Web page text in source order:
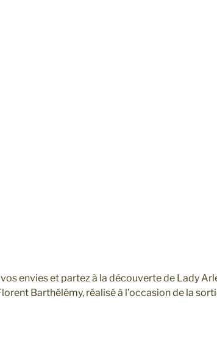
envies et partez à la découverte de Lady
Barthélémy, réalisé à l’occasion de la